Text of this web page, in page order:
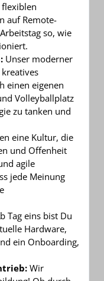
auf Remote-
so, wie
Unser moderner
einen eigenen
Volleyballplatz
zu tanken und
eine Kultur, die
und Offenheit
agile
jede Meinung
Tag eins bist Du
Hardware,
ein Onboarding,
Wir